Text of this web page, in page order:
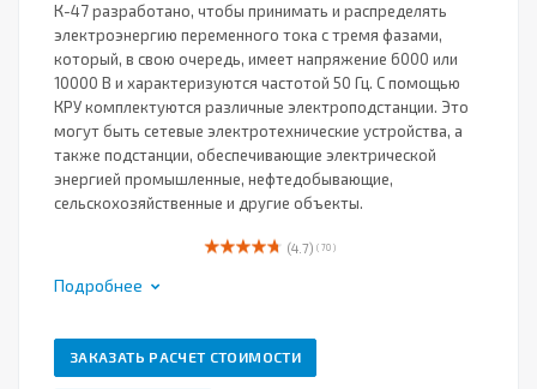
К-47 разработано, чтобы принимать и распределять
электроэнергию переменного тока с тремя фазами,
который, в свою очередь, имеет напряжение 6000 или
10000 В и характеризуются частотой 50 Гц. С помощью
КРУ комплектуются различные электроподстанции. Это
могут быть сетевые электротехнические устройства, а
также подстанции, обеспечивающие электрической
энергией промышленные, нефтедобывающие,
сельскохозяйственные и другие объекты.
(4.7) ( 70 )
Подробнее
ЗАКАЗАТЬ РАСЧЕТ СТОИМОСТИ